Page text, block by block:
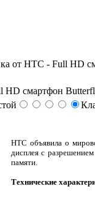
от HTC - Full HD
HD смартфон
НТС объявила о
дисплея с
памяти.
Технические